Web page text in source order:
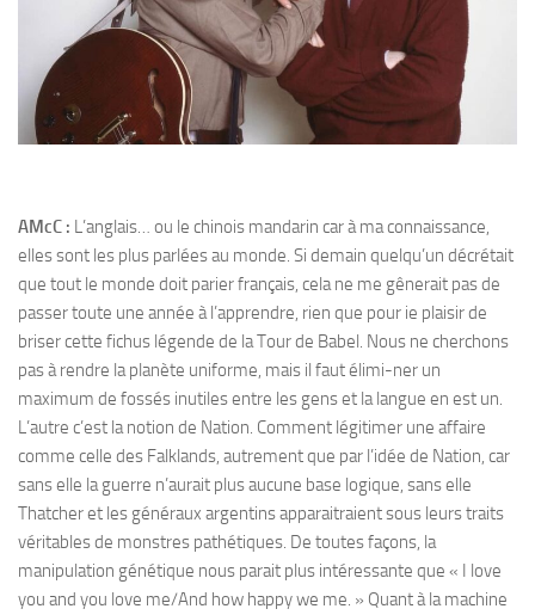
AMcC : L’anglais… ou le chinois mandarin car à ma connaissance,
elles sont les plus parlées au monde. Si demain quelqu’un décrétait
que tout le monde doit parier français, cela ne me gênerait pas de
passer toute une année à l’apprendre, rien que pour ie plaisir de
briser cette fichus légende de la Tour de Babel. Nous ne cherchons
pas à rendre la planète uniforme, mais il faut élimi-ner un
maximum de fossés inutiles entre les gens et la langue en est un.
L’autre c’est la notion de Nation. Comment légitimer une affaire
comme celle des Falklands, autrement que par l’idée de Nation, car
sans elle la guerre n’aurait plus aucune base logique, sans elle
Thatcher et les généraux argentins apparaitraient sous leurs traits
véritables de monstres pathétiques. De toutes façons, la
manipulation génétique nous parait plus intéressante que « I love
you and you love me/And how happy we me. » Quant à la machine